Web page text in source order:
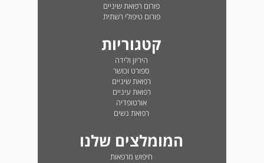
פורום רפואת שיניים
פורום טיפולי רשתית
קטגוריות
היריון ולידה
ספורט וכושר
רפואת שיניים
רפואת עיניים
אורטופדיה
רפואת נשים
המומלצים שלנו
חיפוש מרפאות